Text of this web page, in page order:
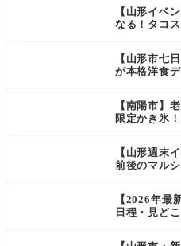
【山形イベ
なる！タコ
【山形市七
が本格洋食
【南陽市】
限定かき氷
【山形週末
前後のマル
【2026年最
日程・見ど